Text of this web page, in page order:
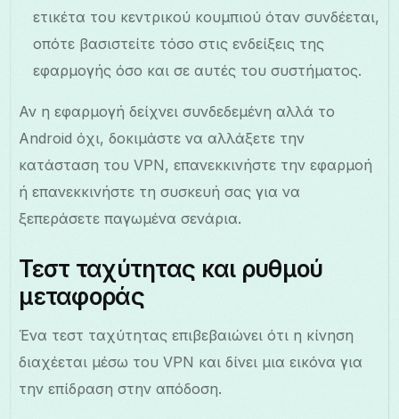
ετικέτα του κεντρικού κουμπιού όταν συνδέεται,
οπότε βασιστείτε τόσο στις ενδείξεις της
εφαρμογής όσο και σε αυτές του συστήματος.
Αν η εφαρμογή δείχνει συνδεδεμένη αλλά το
Android όχι, δοκιμάστε να αλλάξετε την
κατάσταση του VPN, επανεκκινήστε την εφαρμοή
ή επανεκκινήστε τη συσκευή σας για να
ξεπεράσετε παγωμένα σενάρια.
Τεστ ταχύτητας και ρυθμού
μεταφοράς
Ένα τεστ ταχύτητας επιβεβαιώνει ότι η κίνηση
διαχέεται μέσω του VPN και δίνει μια εικόνα για
την επίδραση στην απόδοση.